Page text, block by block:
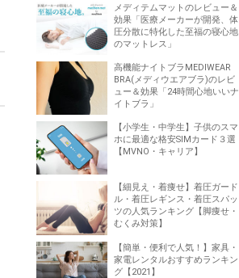
メディテムマットのレビュー＆
効果「医療メーカーが開発、体
圧分散に特化した至福の寝心地
のマットレス」
高機能ナイトブラMEDIWEAR
BRA(メディウエアブラ)のレビ
ュー＆効果「24時間心地いいナ
イトブラ」
【小学生・中学生】子供のスマ
ホに最適な格安SIMカード３選
【MVNO・キャリア】
【細見え・着痩せ】着圧ガード
ル・着圧レギンス・着圧スパッ
ツの人気ランキング【脚痩せ・
むくみ対策】
【簡単・便利で人気！】家具・
家電レンタルおすすめランキン
グ【2021】